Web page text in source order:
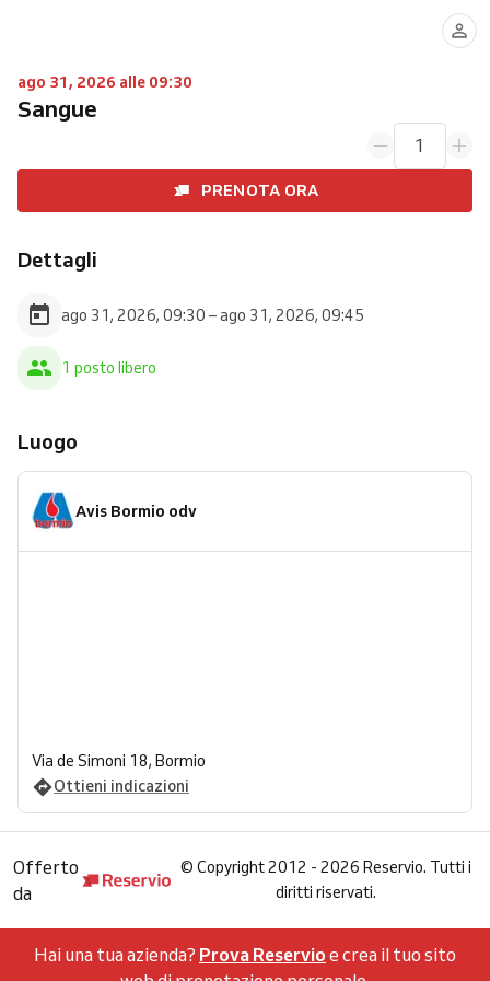
ago 31, 2026 alle 09:30
Sangue
1
PRENOTA ORA
Dettagli
ago 31, 2026, 09:30 – ago 31, 2026, 09:45
1 posto libero
Luogo
Avis Bormio odv
Via de Simoni 18, Bormio
Ottieni indicazioni
Offerto
da
© Copyright 2012 - 2026 Reservio. Tutti i
diritti riservati.
Hai una tua azienda? Prova Reservio e crea il tuo sito